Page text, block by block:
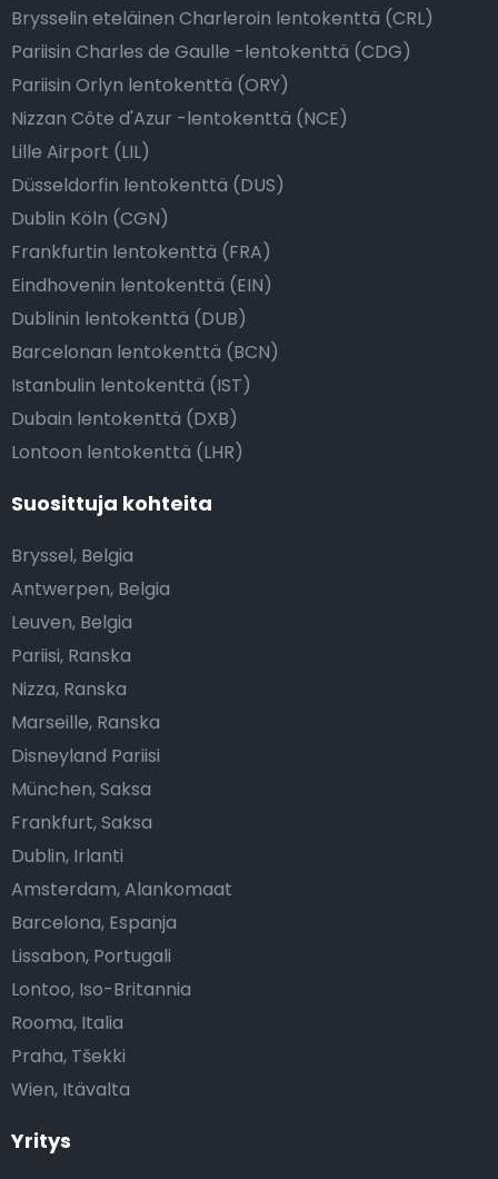
Yritys
Brysselin eteläinen Charleroin lentokenttä (CRL)
Pariisin Charles de Gaulle -lentokenttä (CDG)
Pariisin Orlyn lentokenttä (ORY)
Nizzan Côte d'Azur -lentokenttä (NCE)
Lille Airport (LIL)
Düsseldorfin lentokenttä (DUS)
Dublin Köln (CGN)
Frankfurtin lentokenttä (FRA)
Eindhovenin lentokenttä (EIN)
Dublinin lentokenttä (DUB)
Barcelonan lentokenttä (BCN)
Istanbulin lentokenttä (IST)
Dubain lentokenttä (DXB)
Lontoon lentokenttä (LHR)
Suosittuja kohteita
Bryssel, Belgia
Antwerpen, Belgia
Leuven, Belgia
Pariisi, Ranska
Nizza, Ranska
Marseille, Ranska
Disneyland Pariisi
München, Saksa
Frankfurt, Saksa
Dublin, Irlanti
Amsterdam, Alankomaat
Barcelona, Espanja
Lissabon, Portugali
Lontoo, Iso-Britannia
Rooma, Italia
Praha, Tšekki
Wien, Itävalta